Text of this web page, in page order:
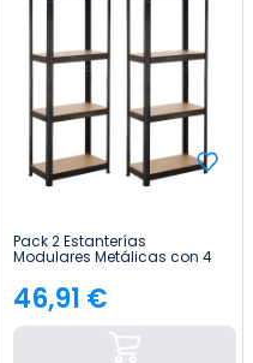
Pack 2 Estanterías
Modulares Metálicas con 4
Thinia Home
Precio
46,91 €